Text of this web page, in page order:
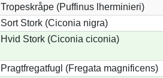
Tropeskråpe (Puffinus lherminieri)
Sort Stork (Ciconia nigra)
Hvid Stork (Ciconia ciconia)
Pragtfregatfugl (Fregata magnificens)